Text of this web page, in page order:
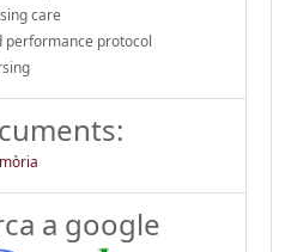
care
performance protocol
a google